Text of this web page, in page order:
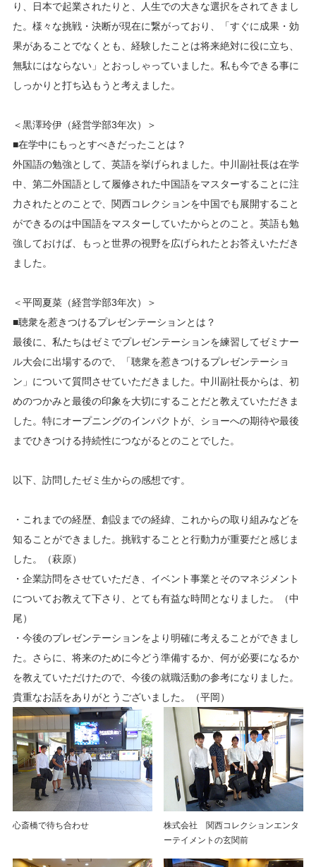
り、日本で起業されたりと、人生での大きな選択をされてきまし
た。様々な挑戦・決断が現在に繋がっており、「すぐに成果・効
果があることでなくとも、経験したことは将来絶対に役に立ち、
無駄にはならない」とおっしゃっていました。私も今できる事に
しっかりと打ち込もうと考えました。
＜黒澤玲伊（経営学部3年次）＞
■在学中にもっとすべきだったことは？
外国語の勉強として、英語を挙げられました。中川副社長は在学
中、第二外国語として履修された中国語をマスターすることに注
力されたとのことで、関西コレクションを中国でも展開すること
ができるのは中国語をマスターしていたからとのこと。英語も勉
強しておけば、もっと世界の視野を広げられたとお答えいただき
ました。
＜平岡夏菜（経営学部3年次）＞
■聴衆を惹きつけるプレゼンテーションとは？
最後に、私たちはゼミでプレゼンテーションを練習してゼミナー
ル大会に出場するので、「聴衆を惹きつけるプレゼンテーショ
ン」について質問させていただきました。中川副社長からは、初
めのつかみと最後の印象を大切にすることだと教えていただきま
した。特にオープニングのインパクトが、ショーへの期待や最後
までひきつける持続性につながるとのことでした。
以下、訪問したゼミ生からの感想です。
・これまでの経歴、創設までの経緯、これからの取り組みなどを
知ることができました。挑戦することと行動力が重要だと感じま
した。（萩原）
・企業訪問をさせていただき、イベント事業とそのマネジメント
についてお教えて下さり、とても有益な時間となりました。（中
尾）
・今後のプレゼンテーションをより明確に考えることができまし
た。さらに、将来のために今どう準備するか、何が必要になるか
を教えていただけたので、今後の就職活動の参考になりました。
貴重なお話をありがとうございました。（平岡）
心斎橋で待ち合わせ
株式会社 関西コレクションエンタ
ーテイメントの玄関前